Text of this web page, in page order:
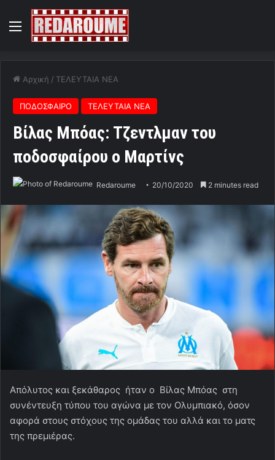
Menu
Αρχική / ΤΕΛΕΥΤΑΙΑ ΝΕΑ
ΠΟΔΟΣΦΑΙΡΟ ΤΕΛΕΥΤΑΙΑ ΝΕΑ
Βίλας Μπόας: Τζεντλμαν του
ποδοσφαίρου ο Μαρτίνς
Redaroume 20/10/2020 2 minutes read
Aπόλυτος και ξεκάθαρος ήταν ο Βίλας Μπόας στη
συνέντευξη τύπου του αγώνα με τον Ολυμπιακό, όσον
αφορά στους στόχους της ομάδας του αλλά και το ματς
της πρεμιέρας.